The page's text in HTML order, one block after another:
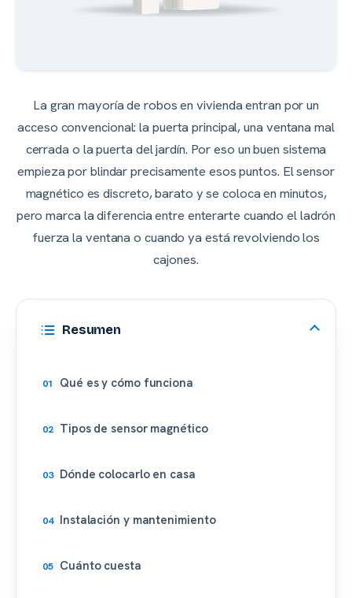
La gran mayoría de robos en vivienda entran por un
acceso convencional: la puerta principal, una ventana mal
cerrada o la puerta del jardín. Por eso un buen sistema
empieza por blindar precisamente esos puntos. El sensor
magnético es discreto, barato y se coloca en minutos,
pero marca la diferencia entre enterarte cuando el ladrón
fuerza la ventana o cuando ya está revolviendo los
cajones.
Resumen
Qué es y cómo funciona
Tipos de sensor magnético
Dónde colocarlo en casa
Instalación y mantenimiento
Cuánto cuesta